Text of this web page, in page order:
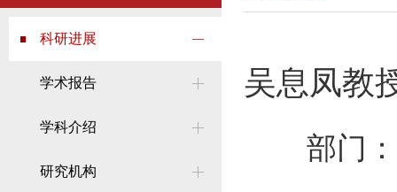
科研进展
学术报告
学科介绍
研究机构
吴息凤教
部门